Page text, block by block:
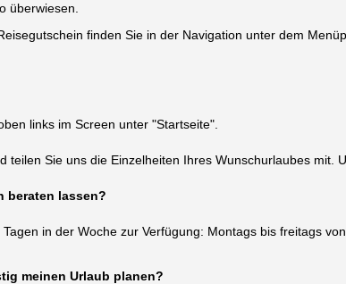
überwiesen.
finden Sie in der Navigation unter dem
links im Screen unter "Startseite".
teilen Sie uns die Einzelheiten Ihres Wunschurlaubes
beraten lassen?
in der Woche zur Verfügung: Montags bis freitags
meinen Urlaub planen?